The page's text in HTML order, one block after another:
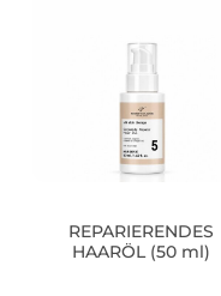
REPARIERENDES
HAARÖL (50 ml)